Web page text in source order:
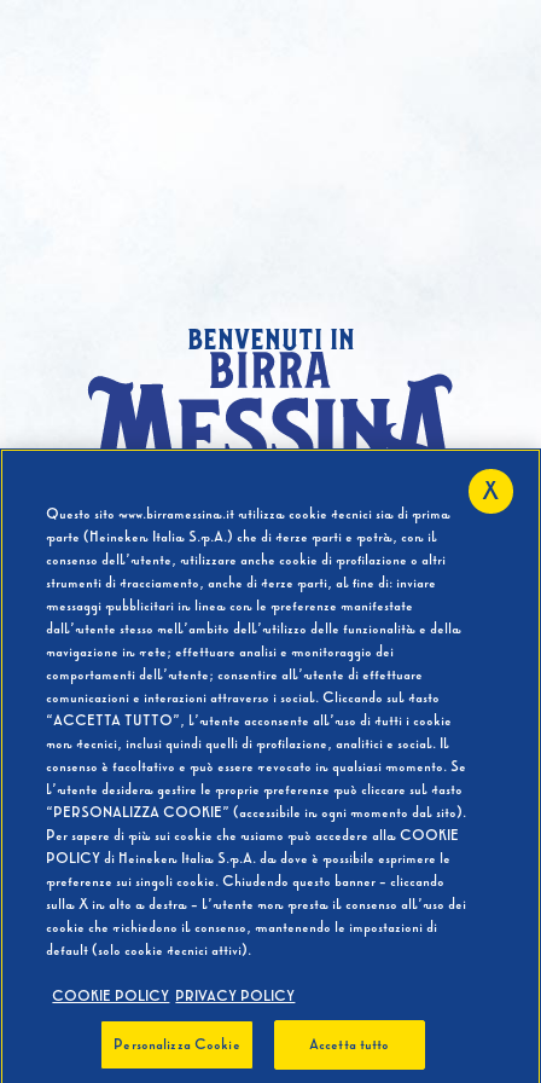
benvenuti in
Hai compiuto 18 Anni?
SI NO
BEVI RESPONSABILMENTE
Questo sito www.birramessina.it utilizza cookie tecnici sia di prima
parte (Heineken Italia S.p.A.) che di terze parti e potrà, con il
consenso dell’utente, utilizzare anche cookie di profilazione o altri
strumenti di tracciamento, anche di terze parti, al fine di: inviare
messaggi pubblicitari in linea con le preferenze manifestate
dall’utente stesso nell’ambito dell’utilizzo delle funzionalità e della
navigazione in rete; effettuare analisi e monitoraggio dei
comportamenti dell’utente; consentire all’utente di effettuare
comunicazioni e interazioni attraverso i social. Cliccando sul tasto
“ACCETTA TUTTO”, l’utente acconsente all’uso di tutti i cookie
non tecnici, inclusi quindi quelli di profilazione, analitici e social. Il
consenso è facoltativo e può essere revocato in qualsiasi momento. Se
l’utente desidera gestire le proprie preferenze può cliccare sul tasto
“PERSONALIZZA COOKIE” (accessibile in ogni momento dal sito).
Per sapere di più sui cookie che usiamo può accedere alla COOKIE
POLICY di Heineken Italia S.p.A. da dove è possibile esprimere le
preferenze sui singoli cookie. Chiudendo questo banner - cliccando
sulla X in alto a destra - l’utente non presta il consenso all’uso dei
cookie che richiedono il consenso, mantenendo le impostazioni di
default (solo cookie tecnici attivi).
COOKIE POLICY PRIVACY POLICY
Personalizza Cookie Accetta tutto
X